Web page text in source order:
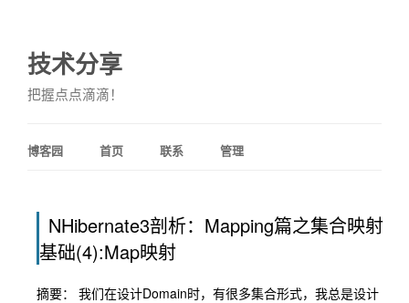
技术分享
把握点点滴滴！
博客园 首页 联系 管理
NHibernate3剖析：Mapping篇之集合映射
基础(4):Map映射
摘要： 我们在设计Domain时，有很多集合形式，我总是设计